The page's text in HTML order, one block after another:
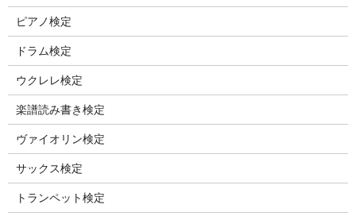
ピアノ検定
ドラム検定
ウクレレ検定
楽譜読み書き検定
ヴァイオリン検定
サックス検定
トランペット検定